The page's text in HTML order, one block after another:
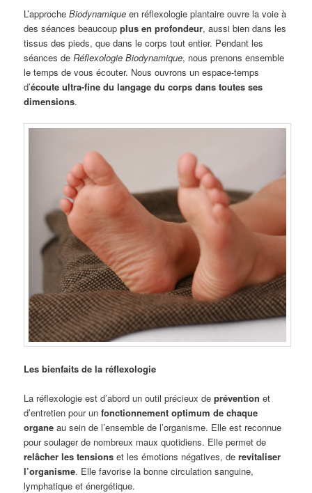
L’approcheBiodynamique en réflexologie plantaire ouvre la voie à
des séances beaucoupplus en profondeur, aussi bien dans les
tissus des pieds, que dans le corps tout entier. Pendant les
séances deRéflexologie Biodynamique, nous prenons ensemble
le temps de vous écouter. Nous ouvrons un espace-temps
d’écoute ultra-fine du langage du corps dans toutes ses
dimensions.
Les bienfaits de la réflexologie
La réflexologie est d’abord un outil précieux deprévention et
d’entretien pour unfonctionnement optimum de chaque
organe au sein de l’ensemble de l’organisme. Elle est reconnue
pour soulager de nombreux maux quotidiens. Elle permet de
relâcher les tensions et les émotions négatives, derevitaliser
l’organisme. Elle favorise la bonne circulation sanguine,
lymphatique et énergétique.